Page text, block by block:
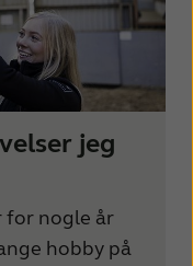
jeg
for nogle år
hobby på